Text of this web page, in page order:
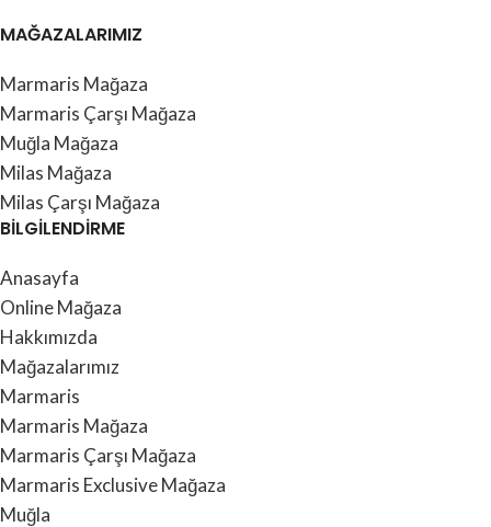
MAĞAZALARIMIZ
Marmaris Mağaza
Marmaris Çarşı Mağaza
Muğla Mağaza
Milas Mağaza
Milas Çarşı Mağaza
BİLGİLENDİRME
Anasayfa
Online Mağaza
Hakkımızda
Mağazalarımız
Marmaris
Marmaris Mağaza
Marmaris Çarşı Mağaza
Marmaris Exclusive Mağaza
Muğla